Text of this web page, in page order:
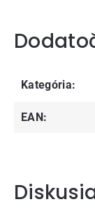
Kategória:
EAN: